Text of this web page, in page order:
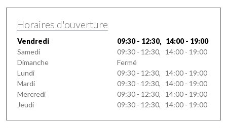
Horaires d'ouverture
Vendredi
09:30 - 12:30, 14:00 - 19:00
Samedi
09:30 - 12:30, 14:00 - 19:00
Dimanche
Fermé
Lundi
09:30 - 12:30, 14:00 - 19:00
Mardi
09:30 - 12:30, 14:00 - 19:00
Mercredi
09:30 - 12:30, 14:00 - 19:00
Jeudi
09:30 - 12:30, 14:00 - 19:00